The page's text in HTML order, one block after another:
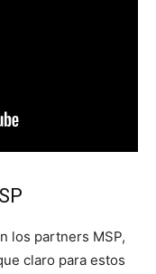
los partners MSP,
claro para estos